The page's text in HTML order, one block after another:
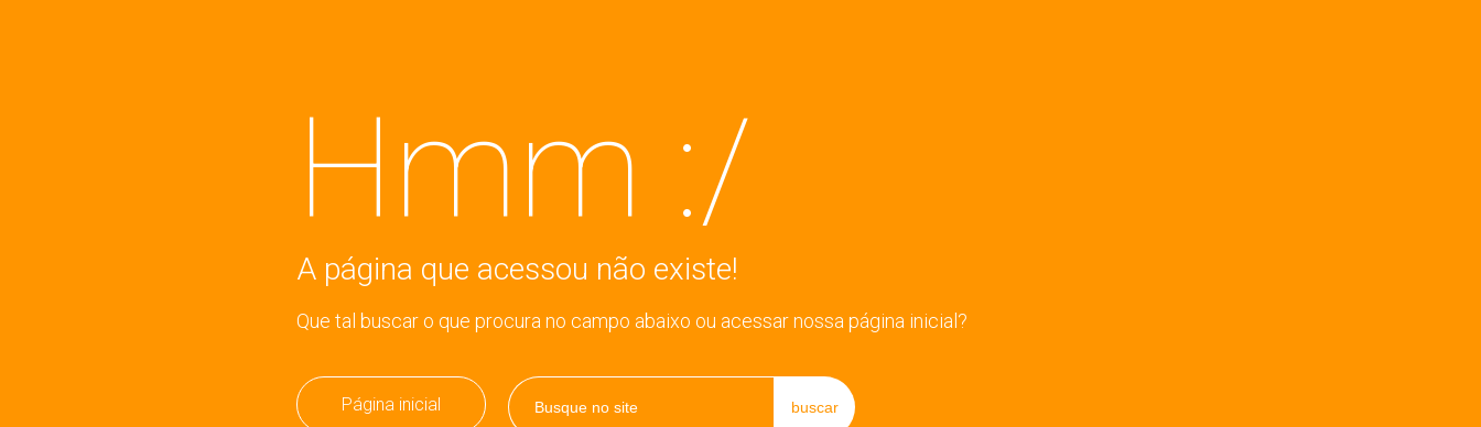
Hmm :/
A página que acessou não existe!
Que tal buscar o que procura no campo abaixo ou acessar nossa página inicial?
Página inicial